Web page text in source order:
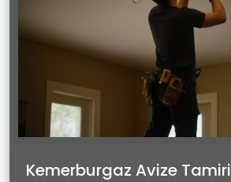
Kemerburgaz Avize Tamiri